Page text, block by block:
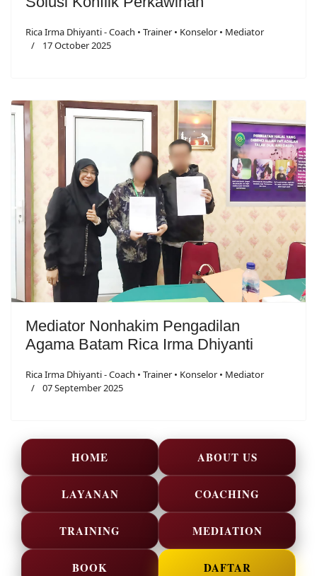
Rica Irma Dhiyanti - Coach • Trainer • Konselor • Mediator
17 October 2025
Mediator Nonhakim Pengadilan
Agama Batam Rica Irma Dhiyanti
Rica Irma Dhiyanti - Coach • Trainer • Konselor • Mediator
07 September 2025
HOME ABOUT US
LAYANAN COACHING
TRAINING MEDIATION
BOOK DAFTAR